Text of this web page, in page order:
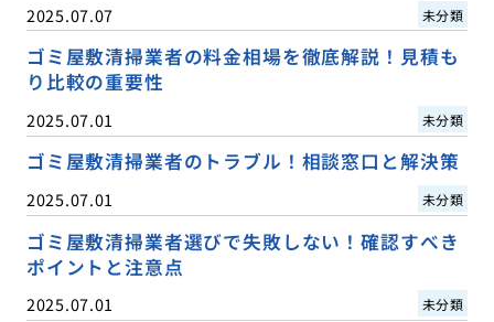
2025.07.07 未分類
ゴミ屋敷清掃業者の料金相場を徹底解説！見積も
り比較の重要性
2025.07.01 未分類
ゴミ屋敷清掃業者のトラブル！相談窓口と解決策
2025.07.01 未分類
ゴミ屋敷清掃業者選びで失敗しない！確認すべき
ポイントと注意点
2025.07.01 未分類